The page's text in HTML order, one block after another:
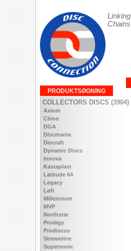
Linking
Chains
PRODUKTSØGNING
COLLECTORS DISCS (3904)
Axiom
Climo
DGA
Discmania
Discraft
Dynamic Discs
Innova
Kastaplast
Latitude 64
Legacy
Løft
Millennium
MVP
Northstar
Prodigy
Prodiscus
Streamline
Supersonic